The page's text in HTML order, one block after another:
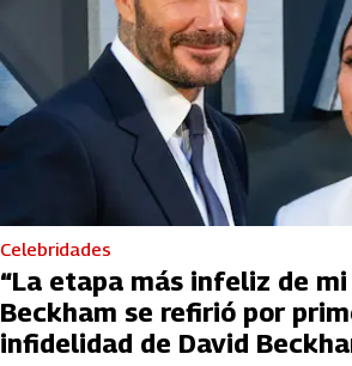
Celebridades
“La etapa más infeliz de
Beckham se refirió por
infidelidad de David